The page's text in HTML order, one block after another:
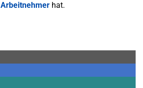
Arbeitnehmer hat.